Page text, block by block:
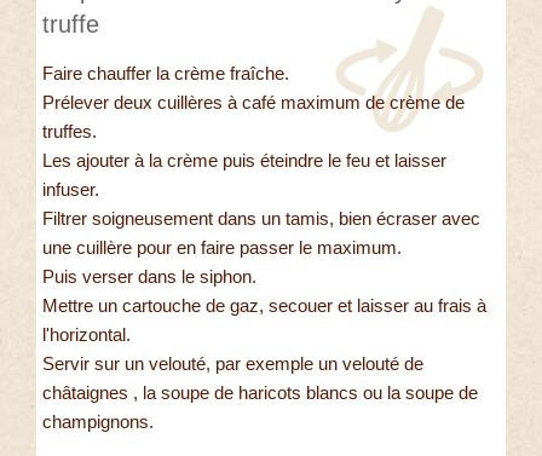
truffe
Faire chauffer la crème fraîche.
Prélever deux cuillères à café maximum de crème de
truffes.
Les ajouter à la crème puis éteindre le feu et laisser
infuser.
Filtrer soigneusement dans un tamis, bien écraser avec
une cuillère pour en faire passer le maximum.
Puis verser dans le siphon.
Mettre un cartouche de gaz, secouer et laisser au frais à
l'horizontal.
Servir sur un velouté, par exemple un velouté de
châtaignes , la soupe de haricots blancs ou la soupe de
champignons.